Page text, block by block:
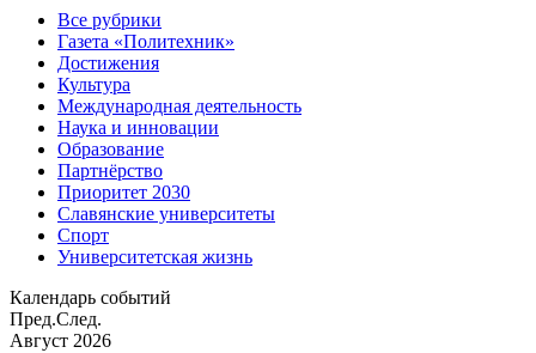
Все рубрики
Газета «Политехник»
Достижения
Культура
Международная деятельность
Наука и инновации
Образование
Партнёрство
Приоритет 2030
Славянские университеты
Спорт
Университетская жизнь
Календарь событий
Пред.След.
Август 2026